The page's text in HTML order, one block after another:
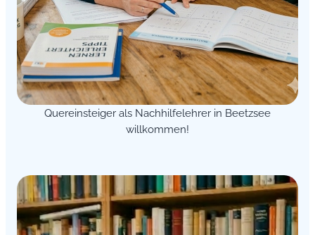
Quereinsteiger als Nachhilfelehrer in Beetzsee
willkommen!